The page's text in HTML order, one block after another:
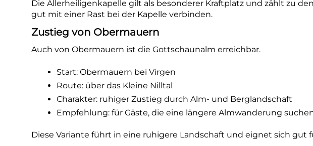
Die Allerheiligenkapelle gilt als besonderer Kraftplatz und zählt zu
gut mit einer Rast bei der Kapelle verbinden.
Zustieg von Obermauern
Auch von Obermauern ist die Gottschaunalm erreichbar.
Start: Obermauern bei Virgen
Route: über das Kleine Nilltal
Charakter: ruhiger Zustieg durch Alm- und Berglandschaft
Empfehlung: für Gäste, die eine längere Almwanderung
Diese Variante führt in eine ruhigere Landschaft und eignet sich gut